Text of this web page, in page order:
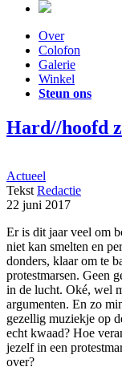
Over
Colofon
Galerie
Winkel
Steun ons
Hard//hoofd
Actueel
Tekst Redactie
22 juni 2017
Er is dit jaar veel om
niet kan smelten en
donders, klaar om te
protestmarsen. Geen
in de lucht. Oké, wel
argumenten. En zo
gezellig muziekje op
echt kwaad? Hoe
jezelf in een
over?